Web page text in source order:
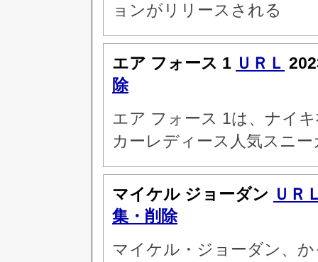
ョンがリリースされる
エア フォース 1 ＵＲＬ
除
エア フォース 1は、ナイ
カーレディース人気スニ
マイケル ジョーダン ＵＲ
集・削除
マイケル・ジョーダン、